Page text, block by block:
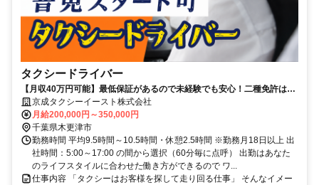
タクシードライバー
【月収40万円可能】最低保証があるので未経験でも安心！二種免許は全
額会社負担！男女活躍できる環境！
京成タクシーイースト株式会社
月給200,000円～350,000円
千葉県木更津市
勤務時間 平均9.5時間～10.5時間・休憩2.5時間 ※勤務月18日以上 出
社時間：5:00～17:00 の間から選択（60分毎に点呼） 出勤はあなた
のライフスタイルに合わせた働き方ができるので ワ...
仕事内容 「タクシーはお客様を探して走り回る仕事」 そんなイメー